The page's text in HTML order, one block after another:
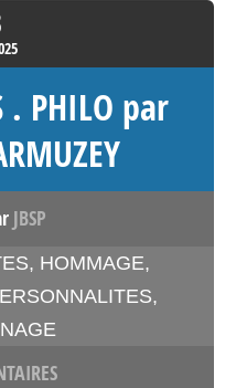
. PHILO par
JBSP
, HOMMAGE,
,